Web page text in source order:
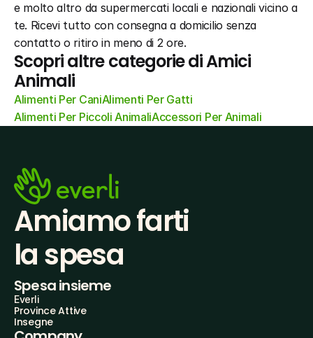
e molto altro da supermercati locali e nazionali vicino a
te. Ricevi tutto con consegna a domicilio senza
contatto o ritiro in meno di 2 ore.
Scopri altre categorie di Amici
Animali
Alimenti Per CaniAlimenti Per Gatti
Alimenti Per Piccoli AnimaliAccessori Per Animali
Amiamo farti
la spesa
Spesa insieme
Everli
Province Attive
Insegne